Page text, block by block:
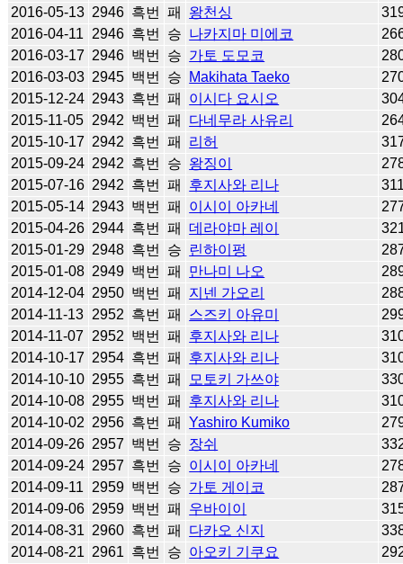
2016-05-13 2946 흑번 패 왕천싱
2016-04-11
2946 흑번 승 나카지마 미에코
2016-03-17 2946 백번 승 가토 도모코
2016-03-03 2945 백번 승 Makihata Taeko
2015-12-24 2943 흑번 패 이시다 요시오
2015-11-05 2942 백번 패 다네무라 사유리
2015-10-17 2942 흑번 패 리허
2015-09-24 2942 흑번 승 왕징이
2015-07-16 2942 흑번 패 후지사와 리나
2015-05-14 2943 백번 패 이시이 아카네
2015-04-26 2944 흑번 패 데라야마 레이
2015-01-29 2948 흑번 승 린하이펑
2015-01-08 2949 백번 패 만나미 나오
2014-12-04 2950 백번 패 지넨 가오리
2014-11-13 2952 흑번 패 스즈키 아유미
2014-11-07
2952 백번 패 후지사와 리나
2014-10-17 2954 흑번 패 후지사와 리나
2014-10-10 2955 흑번 패 모토키 가쓰야
2014-10-08 2955 백번 패 후지사와 리나
2014-10-02 2956 흑번 패 Yashiro Kumiko
2014-09-26 2957 백번 승 장쉬
2014-09-24 2957 흑번 승 이시이 아카네
2014-09-11
2959 백번 승 가토 게이코
2014-09-06 2959 백번 패 우바이이
2014-08-31 2960 흑번 패 다카오 신지
2014-08-21 2961 흑번 승 아오키 기쿠요